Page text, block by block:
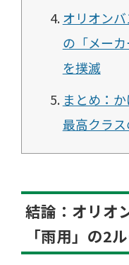
オリオン
の「メー
を撲滅
まとめ：
最高クラ
結論：オリオ
「雨用」の2